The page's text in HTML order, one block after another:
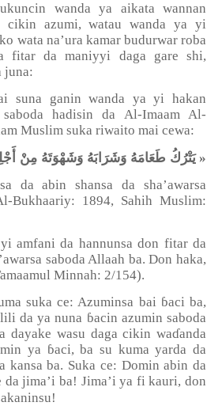
wanda ya aikata wannan
cikin azumi, watau wanda ya yi
wata na’ura kamar budurwar roba
fitar da maniyyi daga gare shi,
juna:
suna ganin wanda ya yi hakan
hadisin da Al-Imaam Al-
Muslim suka riwaito mai cewa:
يَتْرُكُ طَعَامَهُ وَشَرَابَهُ وَشَهْوَتَهُ مِنْ»
da abin shansa da sha’awarsa
Bukhaariy: 1894, Sahih Muslim:
amfani da hannunsa don fitar da
saboda Allaah ba. Don haka,
Minnah: 2/154).
suka ce: Azuminsa bai ɓaci ba,
da ya nuna ɓacin azumin saboda
dayake wasu daga cikin waɗanda
ya ɓaci, ba su kuma yarda da
kansa ba. Suka ce: Domin abin da
jima’i ba! Jima’i ya fi kauri, don